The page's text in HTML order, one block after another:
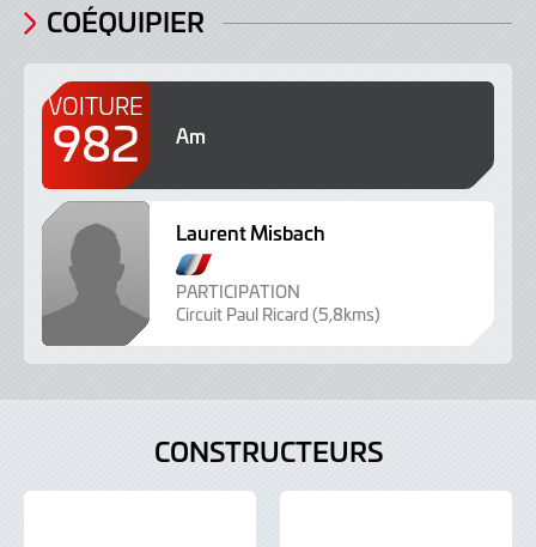
COÉQUIPIER
VOITURE
982 Am
Laurent Misbach
F
r
a
n
ç
a
s
PARTICIPATION
Circuit Paul Ricard (5,8kms)
CONSTRUCTEURS